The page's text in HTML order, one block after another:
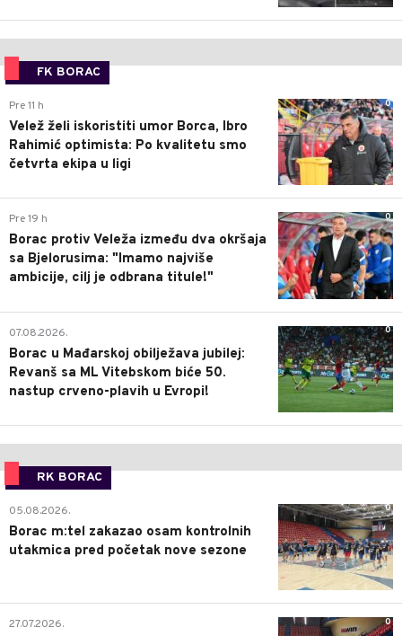
FK BORAC
0
Pre 11 h
Velež želi iskoristiti umor Borca, Ibro
Rahimić optimista: Po kvalitetu smo
četvrta ekipa u ligi
0
Pre 19 h
Borac protiv Veleža između dva okršaja
sa Bjelorusima: "Imamo najviše
ambicije, cilj je odbrana titule!"
0
07.08.2026.
Borac u Mađarskoj obilježava jubilej:
Revanš sa ML Vitebskom biće 50.
nastup crveno-plavih u Evropi!
RK BORAC
0
05.08.2026.
Borac m:tel zakazao osam kontrolnih
utakmica pred početak nove sezone
0
27.07.2026.